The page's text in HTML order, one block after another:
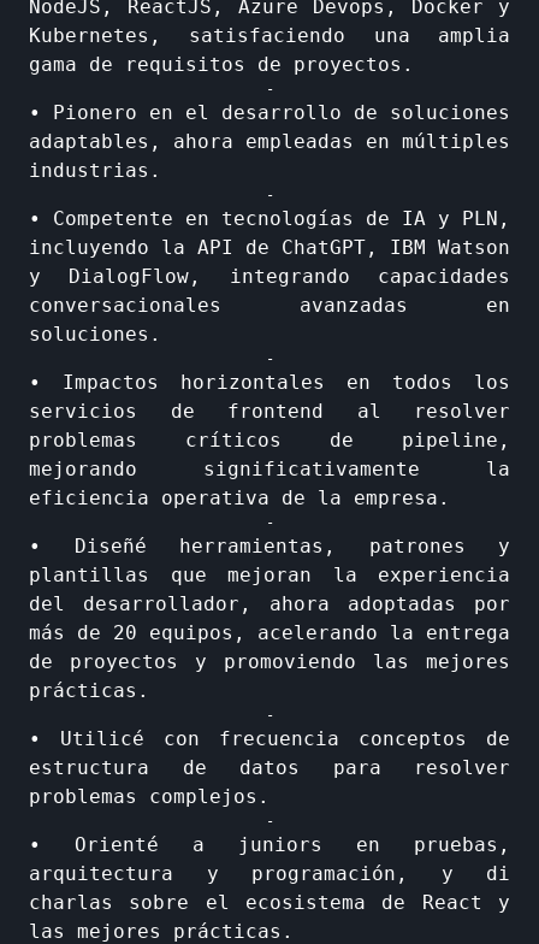
NodeJS, ReactJS, Azure Devops, Docker y
Kubernetes, satisfaciendo una amplia
gama de requisitos de proyectos.
-
• Pionero en el desarrollo de soluciones
adaptables, ahora empleadas en múltiples
industrias.
-
• Competente en tecnologías de IA y PLN,
incluyendo la API de ChatGPT, IBM Watson
y DialogFlow, integrando capacidades
conversacionales avanzadas en
soluciones.
-
• Impactos horizontales en todos los
servicios de frontend al resolver
problemas críticos de pipeline,
mejorando significativamente la
eficiencia operativa de la empresa.
-
• Diseñé herramientas, patrones y
plantillas que mejoran la experiencia
del desarrollador, ahora adoptadas por
más de 20 equipos, acelerando la entrega
de proyectos y promoviendo las mejores
prácticas.
-
• Utilicé con frecuencia conceptos de
estructura de datos para resolver
problemas complejos.
-
• Orienté a juniors en pruebas,
arquitectura y programación, y di
charlas sobre el ecosistema de React y
las mejores prácticas.